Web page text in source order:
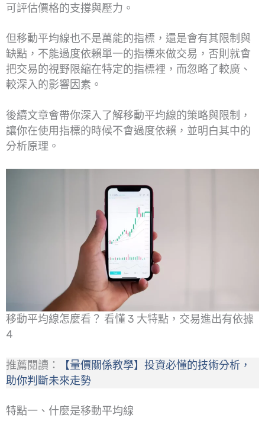
可評估價格的支撐與壓力。
但移動平均線也不是萬能的指標，還是會有其限制與
缺點，不能過度依賴單一的指標來做交易，否則就會
把交易的視野限縮在特定的指標裡，而忽略了較廣、
較深入的影響因素。
後續文章會帶你深入了解移動平均線的策略與限制，
讓你在使用指標的時候不會過度依賴，並明白其中的
分析原理。
移動平均線怎麼看？ 看懂 3 大特點，交易進出有依據
4
推薦閱讀：
【量價關係教學】投資必懂的技術分析，
助你判斷未來走勢
特點一、什麼是移動平均線